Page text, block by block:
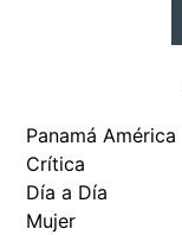
Panamá América
Crítica
Día a Día
Mujer